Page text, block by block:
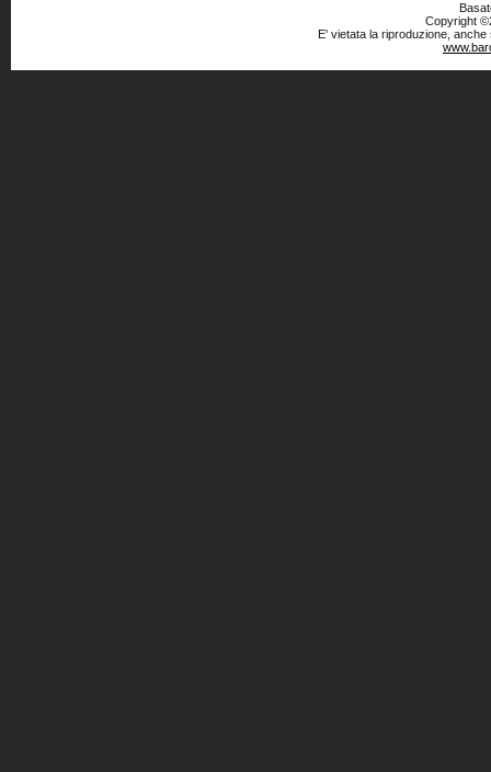
Copyright
E' vietata la riproduzione,